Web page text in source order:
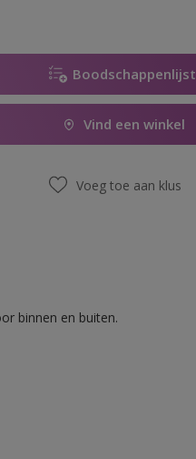
Boodschappenlijst
Vind een winkel
Voeg toe aan klus
binnen en buiten.